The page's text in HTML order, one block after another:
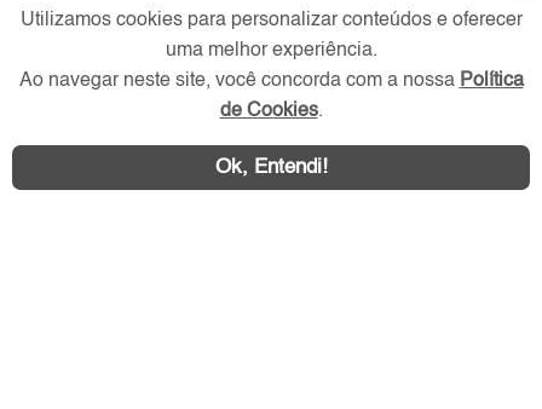
Utilizamos cookies para personalizar conteúdos e oferecer
uma melhor experiência.
Ao navegar neste site, você concorda com a nossa Política
de Cookies.
Ok, Entendi!